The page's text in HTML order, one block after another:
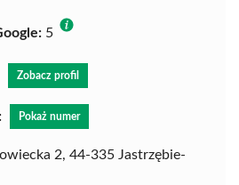
5
Zobacz profil
Pokaż numer
2, 44-335 Jastrzębie-